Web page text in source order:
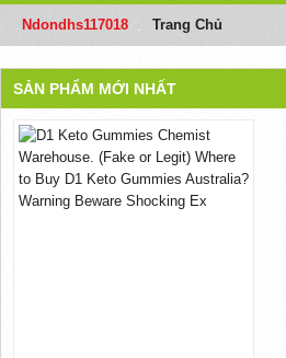
Ndondhs117018 Trang Chủ
SẢN PHẨM MỚI NHẤT